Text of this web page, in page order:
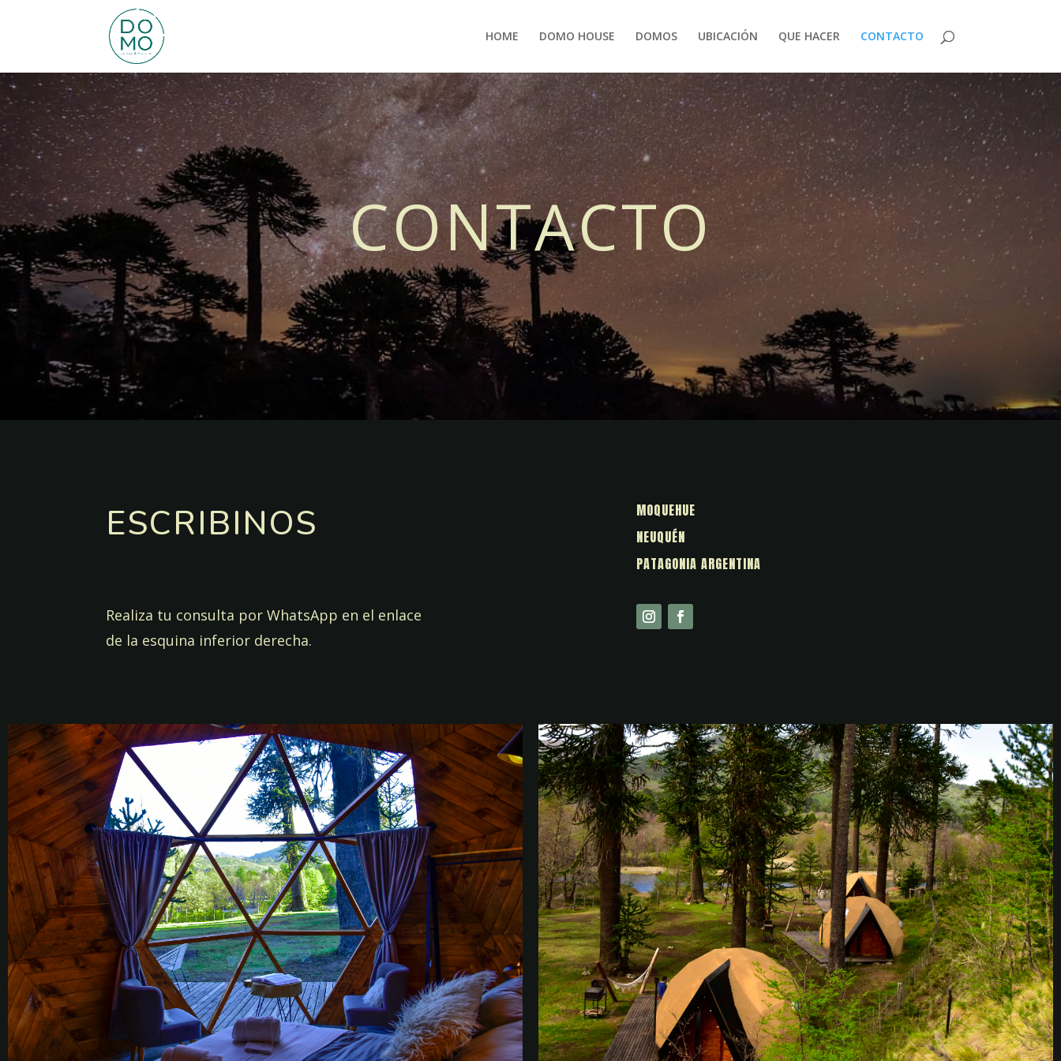
HOME DOMO HOUSE DOMOS UBICACIÓN QUE HACER CONTACTO
CONTACTO
ESCRIBINOS
Realiza tu consulta por WhatsApp en el enlace
de la esquina inferior derecha.
MOQUEHUE
NEUQUÉN
PATAGONIA ARGENTINA